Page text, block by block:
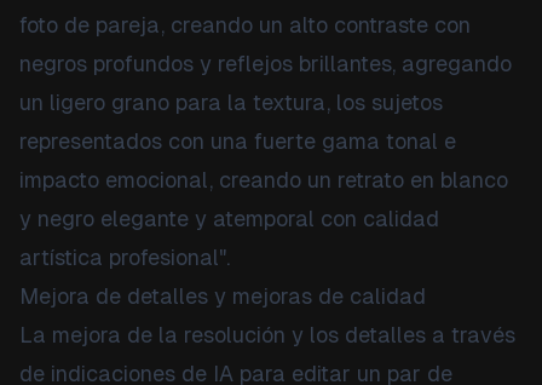
foto de pareja, creando un alto contraste con
negros profundos y reflejos brillantes, agregando
un ligero grano para la textura, los sujetos
representados con una fuerte gama tonal e
impacto emocional, creando un retrato en blanco
y negro elegante y atemporal con calidad
artística profesional".
Mejora de detalles y mejoras de calidad
La mejora de la resolución y los detalles a través
de indicaciones de IA para editar un par de